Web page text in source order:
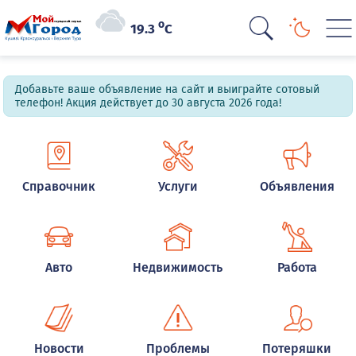
19.3oC
Добавьте ваше объявление на сайт и выиграйте сотовый
телефон! Акция действует до 30 августа 2026 года!
Справочник Услуги Объявления
Авто Недвижимость Работа
Новости Проблемы Потеряшки